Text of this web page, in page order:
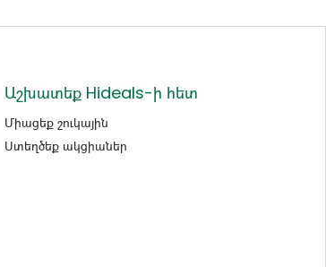
Աշխատեք Hideals-ի հետ
Միացեք շուկային
Ստեղծեք ակցիաներ